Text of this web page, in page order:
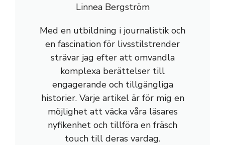
Linnea Bergström
Med en utbildning i journalistik och
en fascination för livsstilstrender
strävar jag efter att omvandla
komplexa berättelser till
engagerande och tillgängliga
historier. Varje artikel är för mig en
möjlighet att väcka våra läsares
nyfikenhet och tillföra en fräsch
touch till deras vardag.